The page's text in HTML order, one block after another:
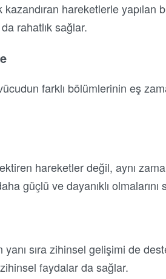
hareketlerle yapılan
rahatlık sağlar.
farklı bölümlerinin eş
hareketler değil, aynı
güçlü ve dayanıklı olmalarını
sıra zihinsel gelişimi de
faydalar da sağlar.